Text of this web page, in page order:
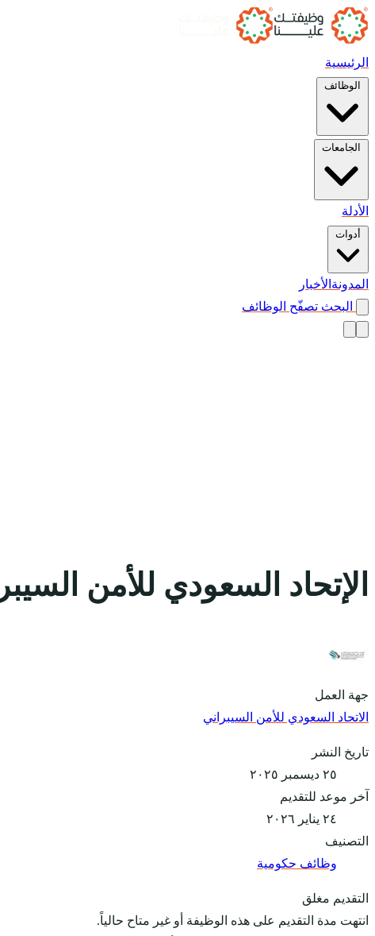
الرئيسية
الوظائف
الجامعات
الأدلة
أدوات
المدونة الأخبار
البحث تصفّح الوظائف
الإتحاد السعودي للأمن
جهة العمل
الاتحاد السعودي للأمن السيبراني
تاريخ النشر
٢٥ ديسمبر ٢٠٢٥
آخر موعد للتقديم
٢٤ يناير ٢٠٢٦
التصنيف
وظائف حكومية
التقديم مغلق
انتهت مدة التقديم على هذه الوظيفة أو غير متاح حالياً.